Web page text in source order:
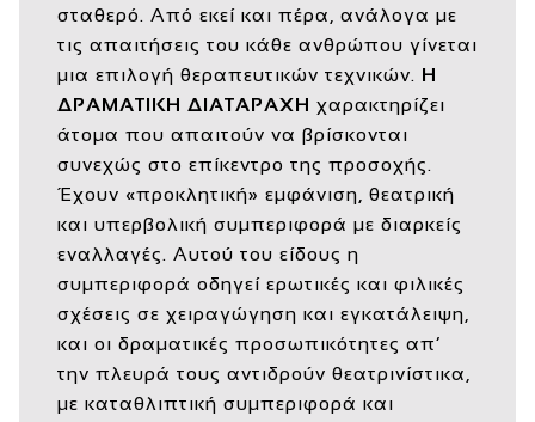
σταθερό. Από εκεί και πέρα, ανάλογα με
τις απαιτήσεις του κάθε ανθρώπου γίνεται
μια επιλογή θεραπευτικών τεχνικών. Η
ΔΡΑΜΑΤΙΚΗ ΔΙΑΤΑΡΑΧΗ χαρακτηρίζει
άτομα που απαιτούν να βρίσκονται
συνεχώς στο επίκεντρο της προσοχής.
Έχουν «προκλητική» εμφάνιση, θεατρική
και υπερβολική συμπεριφορά με διαρκείς
εναλλαγές. Αυτού του είδους η
συμπεριφορά οδηγεί ερωτικές και φιλικές
σχέσεις σε χειραγώγηση και εγκατάλειψη,
και οι δραματικές προσωπικότητες απ’
την πλευρά τους αντιδρούν θεατρινίστικα,
με καταθλιπτική συμπεριφορά και